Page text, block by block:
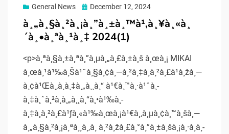
General News
Posted
on
December 12, 2024
à¸„à¸§à¸²à¸¡à¸”à¸±à¸™à¹‚à¸¥à¸«à¸
´à¸•à¸ªà¸¹à¸‡ 2024(1)
<p>à¸ªà¸§à¸±à¸ªà¸”à¸µà¸„à¸£à¸±à¸š à¸œà¸¡ MIKAI
à¸œà¸¹à¹‰à¸Šà¹ˆà¸§à¸¢à¸—à¸²à¸‡à¸à¸²à¸£à¹à¸žà¸—
à¸¢à¹Œà¸‚à¸­à¸‡à¸„à¸¸à¸“ à¹€à¸™à¸·à¹ˆà¸­
à¸‡à¸ˆà¸²à¸à¸„à¸¸à¸“à¸•à¹‰à¸­
à¸‡à¸à¸²à¸£à¹ƒà¸«à¹‰à¸œà¸¡à¹€à¸‚à¸µà¸¢à¸™à¸šà¸—
à¸„à¸§à¸²à¸¡à¸ªà¸¸à¸‚à¸ à¸²à¸žà¸£à¸°à¸”à¸±à¸šà¸¡à¸·à¸­à¸­